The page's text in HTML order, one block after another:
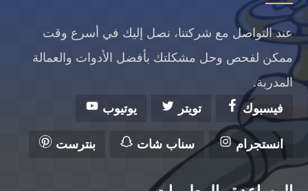
عند التواصل مع شركتنا، نصل إليك في أسرع وقت
ممكن لفحص وحل مشكلتك بأفضل الأدوات والعمالة
المدربة.
فيسبوك
تويتر يوتيوب
انستجرام سناب شات بنترست